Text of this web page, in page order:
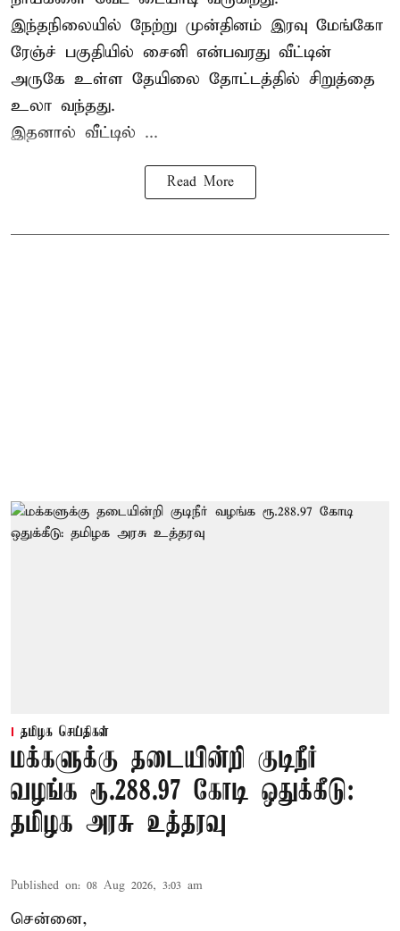
இந்தநிலையில் நேற்று முன்தினம் இரவு மேங்கோ
ரேஞ்ச் பகுதியில் சைனி என்பவரது வீட்டின்
அருகே உள்ள தேயிலை தோட்டத்தில் சிறுத்தை
உலா வந்தது.
இதனால் வீட்டில் ...
Read More
தமிழக செய்திகள்
மக்களுக்கு தடையின்றி குடிநீர்
வழங்க ரூ.288.97 கோடி ஒதுக்கீடு:
தமிழக அரசு உத்தரவு
Published on: 08 Aug 2026, 3:03 am
சென்னை,